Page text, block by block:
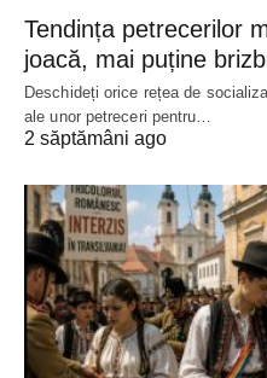
Tendința petrecerilor
joacă, mai puține
Deschideți orice rețea de
ale unor petreceri pentru…
2 săptămâni ago